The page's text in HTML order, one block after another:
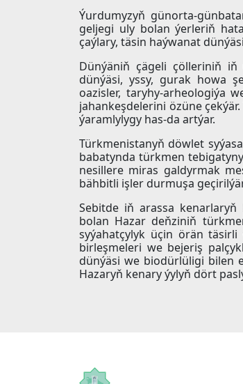
Ýurdumyzyň günorta-
geljegi uly bolan ýerleriň
çaýlary, täsin haýwanat
Dünýäniň çägeli çölleriniň
dünýäsi, yssy, gurak howa
oazisler, taryhy-arheologiýa
jahankeşdelerini özüne
ýaramlylygy has-da artýar.
Türkmenistanyň döwlet
babatynda türkmen
nesillere miras galdyrmak
bähbitli işler durmuşa
Sebitde iň arassa
bolan Hazar deňziniň
syýahatçylyk üçin örän
birleşmeleri we bejeriş
dünýäsi we biodürlüligi bilen
Hazaryň kenary ýylyň dört